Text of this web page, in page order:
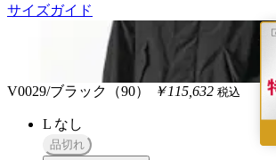
サイズガイド
V0029/ブラック（90） ￥115,632 税込
L なし
品切れ